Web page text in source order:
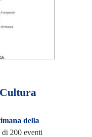
della
di 200 eventi